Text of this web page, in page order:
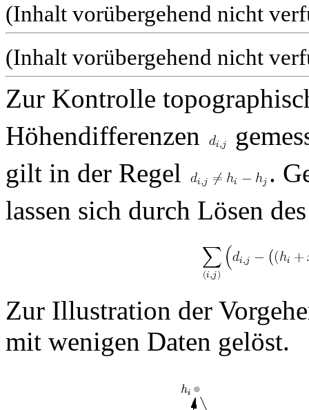
(Inhalt vorübergehend nicht
(Inhalt vorübergehend nicht
Zur Kontrolle
Höhendifferenzen
gilt in der Regel
.
lassen sich durch Lösen
Zur Illustration der
mit wenigen Daten gelöst.